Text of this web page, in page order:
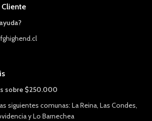
sobre $250.000
siguientes comunas: La Reina, Las Condes,
y Lo Barnechea